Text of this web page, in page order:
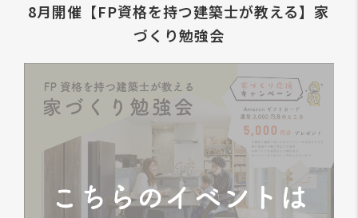
8月開催【FP資格を持つ建築士が教える】家
づくり勉強会